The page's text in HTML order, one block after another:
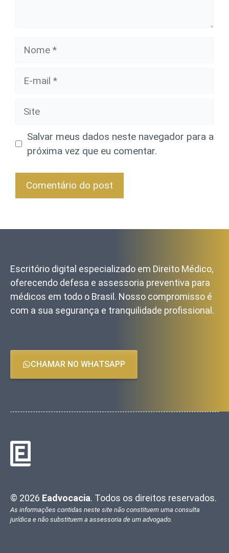
Nome
Site
Salvar meus dados neste navegador para a
próxima vez que eu comentar.
Escritório digital especializado em Direito Médico,
oferecendo defesa e assessoria preventiva para
médicos em todo o Brasil. Nosso compromisso é
com a sua segurança e tranquilidade profissional.
CHAMAR NO WHATSAPP
© 2026 Eadvocacia. Todos os direitos reservados.
As informações contidas neste site não constituem uma consulta
jurídica e não substituem a assessoria de um advogado.